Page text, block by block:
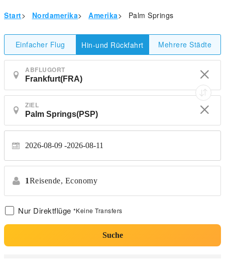
Start> Nordamerika> Amerika> Palm Springs
Einfacher Flug Hin-und Rückfahrt Mehrere Städte
ABFLUGORT
ZIEL
2026-08-09 2026-08-11
1Reisende, Economy
Nur Direktflüge *Keine Transfers
Suche